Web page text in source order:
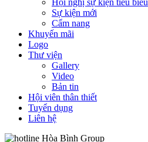
Hội nghị sự kiện tiêu biểu
Sự kiện mới
Cẩm nang
Khuyến mãi
Logo
Thư viện
Gallery
Video
Bản tin
Hội viên thân thiết
Tuyển dụng
Liên hệ